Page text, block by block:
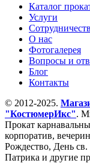
Каталог
Услуги
О нас
Фотогалерея
Вопросы и
Блог
Контакты
© 2012-2025.
"КостюмерИкс".
Прокат
корпоратив,
Рождество, День
Патрика и другие